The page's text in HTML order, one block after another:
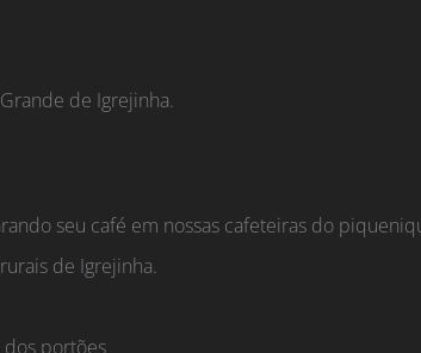
de Igrejinha.
seu café em nossas cafeteiras do
de Igrejinha.
dos portões